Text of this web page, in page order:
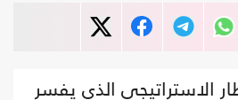
الاستراتيجي الذي يفسر